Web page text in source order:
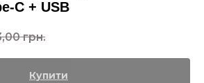
C + USB
грн.
Купити